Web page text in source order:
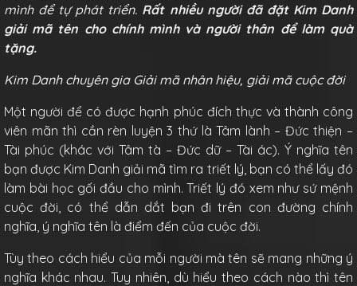
mình để tự phát triển. Rất nhiều người đã đặt Kim Danh
giải mã tên cho chính mình và người thân để làm quà
tặng.
Kim Danh chuyên gia Giải mã nhân hiệu, giải mã cuộc đời
Một người để có được hạnh phúc đích thực và thành công
viên mãn thì cần rèn luyện 3 thứ là Tâm lành – Đức thiện –
Tài phúc (khác với Tâm tà – Đức dữ – Tài ác). Ý nghĩa tên
bạn được Kim Danh giải mã tìm ra triết lý, bạn có thể lấy đó
làm bài học gối đầu cho mình. Triết lý đó xem như sứ mệnh
cuộc đời, có thể dẫn dắt bạn đi trên con đường chính
nghĩa, ý nghĩa tên là điểm đến của cuộc đời.
Tùy theo cách hiểu của mỗi người mà tên sẽ mang những ý
nghĩa khác nhau. Tuy nhiên, dù hiểu theo cách nào thì tên